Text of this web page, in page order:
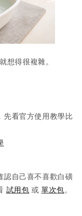
想得很複雜。
先看官方使用教學比
認自己喜不喜歡白磺
試用包 或單次包。